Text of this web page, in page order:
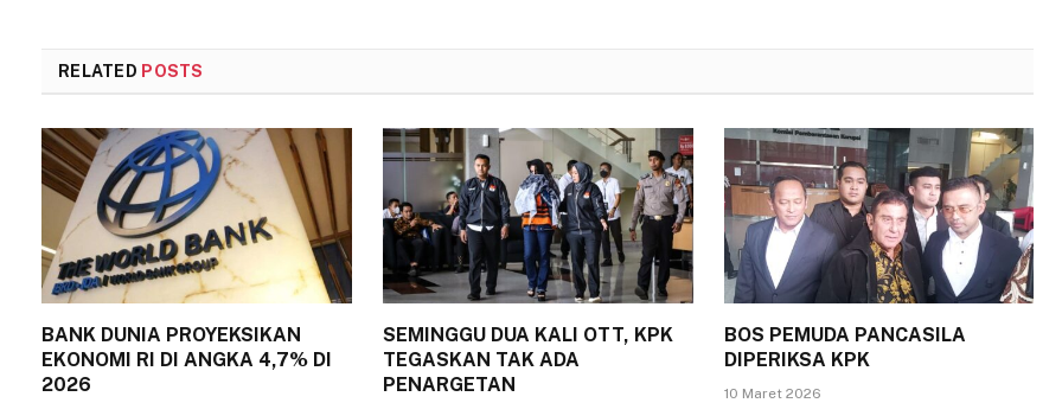
RELATED POSTS
BANK DUNIA PROYEKSIKAN
EKONOMI RI DI ANGKA 4,7% DI
2026
SEMINGGU DUA KALI OTT, KPK
TEGASKAN TAK ADA
PENARGETAN
BOS PEMUDA PANCASILA
DIPERIKSA KPK
10 Maret 2026